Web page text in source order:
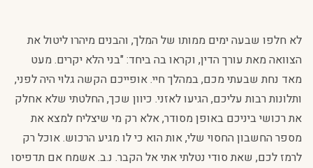
לא חלפו שבעה ימים ממותו של המלך, והבנים מיהרו ליטול את
הצוואה מאת עורך הדין, וקראו בה ביחד: "בני הלא יקרים. מעט
מאד נחת שבעתי מכם, במהלך חיי. אופייכם הקשה גלוי היה לפני,
ותלונות רבות עליכם, הגיעו לאזני. כיוון שכך, החלטתי שלא אחלק
את רכושי ביניכם באופן מסודר, אלא רק מי שיצליח למצא את
מספר החשבון החסוי שלי, אות הוא כי לו מגיע הרכוש. אוכל רק
לרמז לכם, שאת סודי נטלתי אתי אל הקבר. נ.ב. אשמח אם תדפיסו